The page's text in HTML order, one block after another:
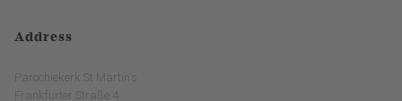
Address
Parochiekerk St Martin's
Frankfurter Straße 4